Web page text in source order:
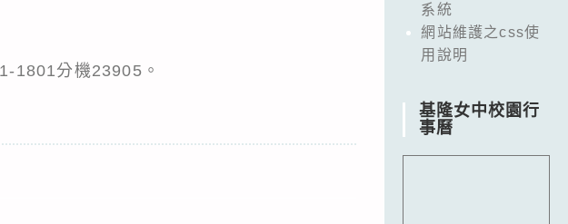
1801分機23905。
系統
網站維護之css使
用說明
基隆女中校園行
事曆